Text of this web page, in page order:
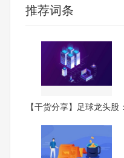
推荐词条
【干货分享】足球龙头股：